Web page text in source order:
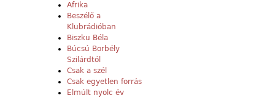
Afrika
Beszélő a
Klubrádióban
Biszku Béla
Búcsú Borbély
Szilárdtól
Csak a szél
Csak egyetlen forrás
Elmúlt nyolc év